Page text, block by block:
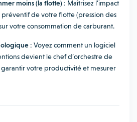
moins (la flotte) : Maîtrisez l’impact
de votre flotte (pression des
votre consommation de carburant.
: Voyez comment un logiciel
devient le chef d’orchestre de
votre productivité et mesurer